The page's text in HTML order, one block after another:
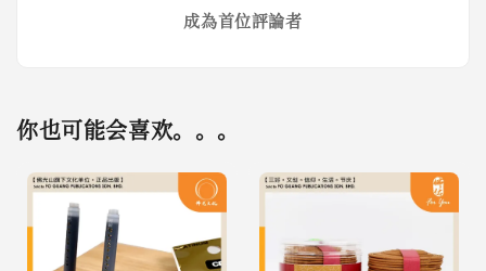
成為首位評論者
你也可能会喜欢。。。